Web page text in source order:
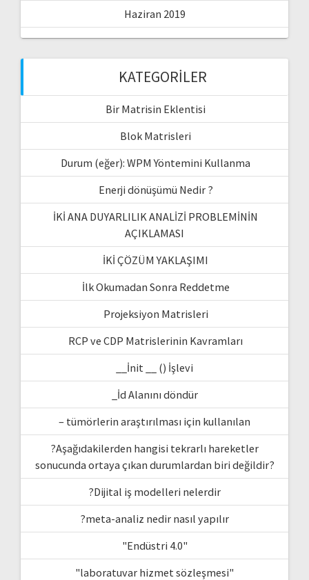
Haziran 2019
KATEGORILER
Bir Matrisin Eklentisi
Blok Matrisleri
Durum (eğer): WPM Yöntemini Kullanma
Enerji dönüşümü Nedir ?
İKİ ANA DUYARLILIK ANALİZİ PROBLEMİNİN
AÇIKLAMASI
İKİ ÇÖZÜM YAKLAŞIMI
İlk Okumadan Sonra Reddetme
Projeksiyon Matrisleri
RCP ve CDP Matrislerinin Kavramları
__İnit __ () İşlevi
_İd Alanını döndür
– tümörlerin araştırılması için kullanılan
?Aşağıdakilerden hangisi tekrarlı hareketler
sonucunda ortaya çıkan durumlardan biri değildir?
?Dijital iş modelleri nelerdir
?meta-analiz nedir nasıl yapılır
"Endüstri 4.0"
"laboratuvar hizmet sözleşmesi"